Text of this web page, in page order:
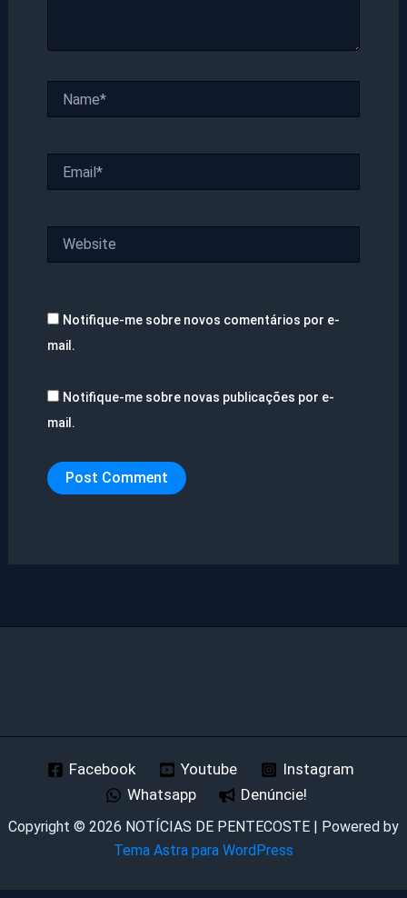
Notifique-me sobre novos comentários por e-
mail.
Notifique-me sobre novas publicações por e-
mail.
Facebook Youtube
Instagram
Whatsapp
Denúncie!
Copyright © 2026 NOTÍCIAS DE PENTECOSTE | Powered by
Tema Astra para WordPress